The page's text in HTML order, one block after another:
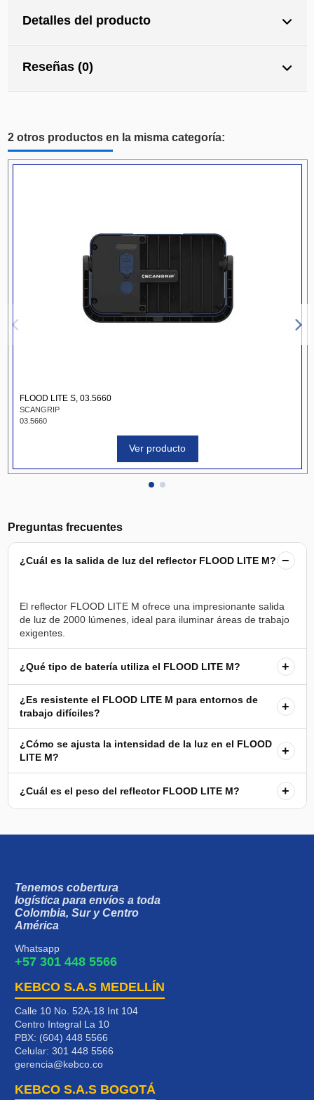
Detalles del producto
Reseñas (0)
2 otros productos en la misma categoría:
FLOOD LITE S, 03.5660
SCANGRIP
03.5660
Ver producto
Preguntas frecuentes
¿Cuál es la salida de luz del reflector FLOOD LITE M? −
El reflector FLOOD LITE M ofrece una impresionante salida
de luz de 2000 lúmenes, ideal para iluminar áreas de trabajo
¿Qué tipo de batería utiliza el FLOOD LITE M? +
¿Es resistente el FLOOD LITE M para entornos de
trabajo difíciles?
+
¿Cómo se ajusta la intensidad de la luz en el FLOOD
LITE M?
+
¿Cuál es el peso del reflector FLOOD LITE M? +
Tenemos cobertura
logística para envíos a toda
Colombia, Sur y Centro
América
Whatsapp
+57 301 448 5566
KEBCO S.A.S MEDELLÍN
Calle 10 No. 52A-18 Int 104
Centro Integral La 10
PBX: (604) 448 5566
Celular: 301 448 5566
gerencia@kebco.co
KEBCO S.A.S BOGOTÁ